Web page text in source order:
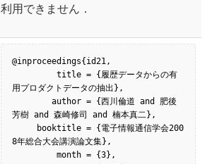
利用できません．
@inproceedings{id21,
用プロダクトデータの抽出},
芳樹 and 森崎修司 and 楠本真二},
8年総合大会講演論文集},